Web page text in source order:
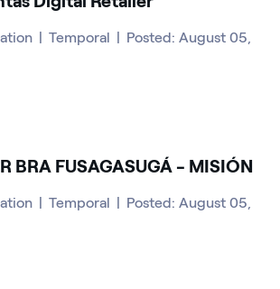
| Temporal | Posted: August 05,
BRA FUSAGASUGÁ - MISIÓN
| Temporal | Posted: August 05,